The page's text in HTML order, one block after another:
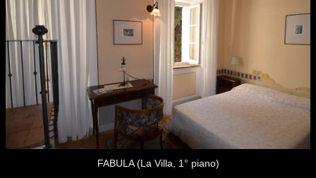
FABULA (La Villa, 1° piano)